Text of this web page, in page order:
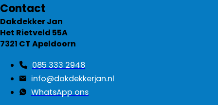
Contact
Dakdekker Jan
Het Rietveld 55A
7321 CT Apeldoorn
085 333 2948
info@dakdekkerjan.nl
WhatsApp ons